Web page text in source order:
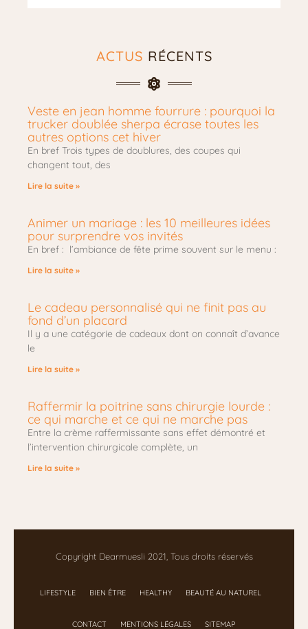
ACTUS RÉCENTS
Veste en jean homme fourrure : pourquoi la
trucker doublée sherpa écrase toutes les
autres options cet hiver
En bref Trois types de doublures, des coupes qui
changent tout, des
Lire la suite »
Animer un mariage : les 10 meilleures idées
pour surprendre vos invités
En bref : l’ambiance de fête prime souvent sur le menu :
Lire la suite »
Le cadeau personnalisé qui ne finit pas au
fond d’un placard
Il y a une catégorie de cadeaux dont on connaît d’avance
le
Lire la suite »
Raffermir la poitrine sans chirurgie lourde :
ce qui marche et ce qui ne marche pas
Entre la crème raffermissante sans effet démontré et
l’intervention chirurgicale complète, un
Lire la suite »
Copyright Dearmuesli 2021, Tous droits réservés
LIFESTYLE BIEN ÊTRE HEALTHY BEAUTÉ AU NATUREL
CONTACT MENTIONS LÉGALES SITEMAP